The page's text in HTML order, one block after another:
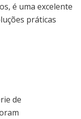
é uma excelente
práticas
de